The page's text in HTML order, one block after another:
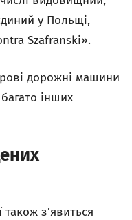
у Польщі,
Szafranski».
дорожні машини
багато інших
з’явиться